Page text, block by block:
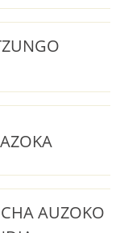
AUZOKO